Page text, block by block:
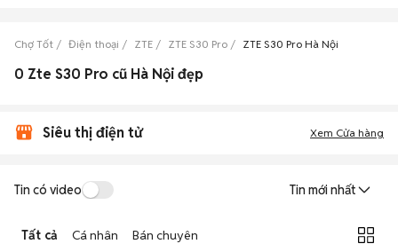
Chợ Tốt Điện thoại ZTE ZTE S30 Pro ZTE S30 Pro Hà Nội
0 Zte S30 Pro cũ Hà Nội đẹp
Siêu thị điện tử Xem Cửa hàng
Tin có video Tin mới nhất
Tất cả Cá nhân Bán chuyên